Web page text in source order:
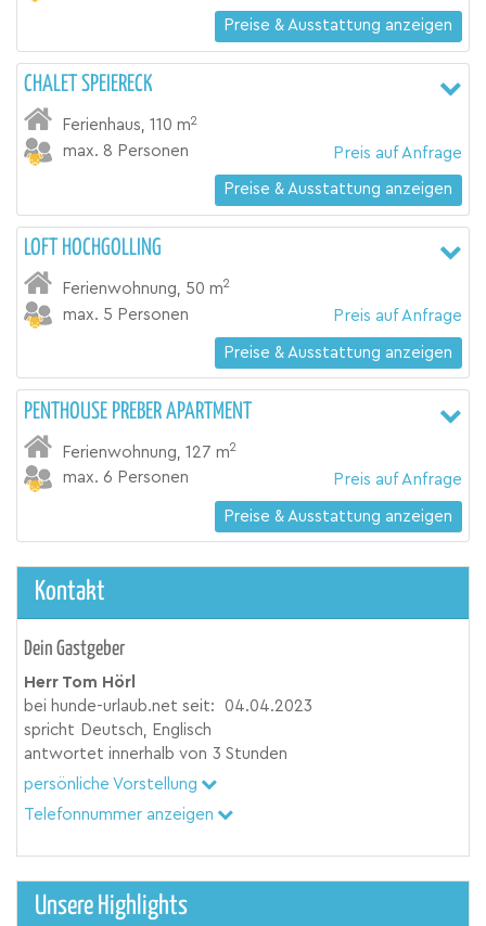
Preise & Ausstattung anzeigen
CHALET SPEIERECK
Ferienhaus,110 m2
max. 8 Personen Preis auf Anfrage
Preise & Ausstattung anzeigen
LOFT HOCHGOLLING
Ferienwohnung, 50 m2
max. 5 Personen Preis auf Anfrage
Preise & Ausstattung anzeigen
PENTHOUSE PREBER APARTMENT
Ferienwohnung ,127 m2
max. 6 Personen Preis auf Anfrage
Preise & Ausstattung anzeigen
Kontakt
Dein Gastgeber
Herr Tom Hörl
bei hunde-urlaub.net seit:
04.04.2023
spricht Deutsch, Englisch
antwortet innerhalb von 3 Stunden
persönliche Vorstellung
Telefonnummer anzeigen
Unsere Highlights